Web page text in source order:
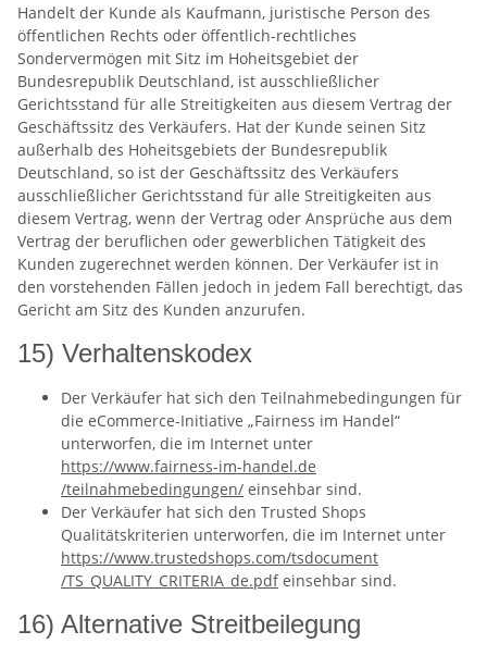
Handelt der Kunde als Kaufmann, juristische Person des
öffentlichen Rechts oder öffentlich-rechtliches
Sondervermögen mit Sitz im Hoheitsgebiet der
Bundesrepublik Deutschland, ist ausschließlicher
Gerichtsstand für alle Streitigkeiten aus diesem Vertrag der
Geschäftssitz des Verkäufers. Hat der Kunde seinen Sitz
außerhalb des Hoheitsgebiets der Bundesrepublik
Deutschland, so ist der Geschäftssitz des Verkäufers
ausschließlicher Gerichtsstand für alle Streitigkeiten aus
diesem Vertrag, wenn der Vertrag oder Ansprüche aus dem
Vertrag der beruflichen oder gewerblichen Tätigkeit des
Kunden zugerechnet werden können. Der Verkäufer ist in
den vorstehenden Fällen jedoch in jedem Fall berechtigt, das
Gericht am Sitz des Kunden anzurufen.
15) Verhaltenskodex
Der Verkäufer hat sich den Teilnahmebedingungen für
die eCommerce-Initiative „Fairness im Handel“
unterworfen, die im Internet unter
https://www.fairness-im-handel.de
/teilnahmebedingungen/ einsehbar sind.
Der Verkäufer hat sich den Trusted Shops
Qualitätskriterien unterworfen, die im Internet unter
https://www.trustedshops.com/tsdocument
/TS_QUALITY_CRITERIA_de.pdfeinsehbar sind.
16) Alternative Streitbeilegung